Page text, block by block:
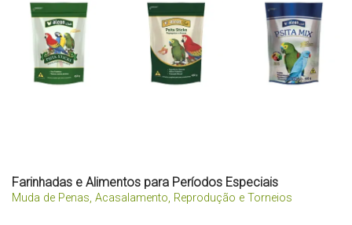
Farinhadas e Alimentos para Períodos Especiais
Muda de Penas, Acasalamento, Reprodução e Torneios